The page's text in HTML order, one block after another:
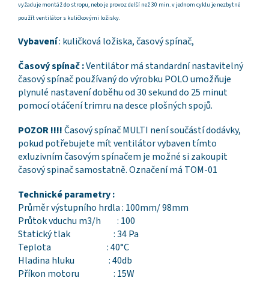
vyžaduje montáž do stropu, nebo je provoz delší než 30 min. v jednom cyklu je nezbytné
použít ventilátor s kuličkovými ložisky.
Vybavení: kuličková ložiska,časový spínač,
Časový spínač :Ventilátor má standardní nastavitelný
časový spínač používaný do výrobku POLO umožňuje
plynulé nastavení doběhu od 30 sekund do 25 minut
pomocí otáčení trimru na desce plošných spojů.
POZOR !!!!Časový spínač MULTI není součástí dodávky,
pokud potřebujete mít ventilátor vybaven tímto
exluzivním časovým spínačem je možné si zakoupit
časový spinač samostatně. Označení má TOM-01
Technické parametry :
Průměr výstupního hrdla : 100mm/ 98mm
Průtok vduchu m3/h : 100
Statický tlak : 34 Pa
Teplota : 40°C
Hladina hluku : 40db
Příkon motoru : 15W